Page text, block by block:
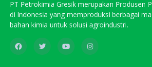
PT Petrokimia Gresik merupakan Produsen
di Indonesia yang memproduksi berbagai
bahan kimia untuk solusi agroindustri.